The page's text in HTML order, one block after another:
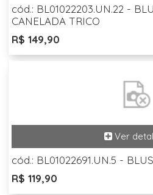
cód.: BL01022203.UN.22 -
CANELADA TRICO
R$ 149,90
cód.: BL01022691.UN.5 -
R$ 119,90